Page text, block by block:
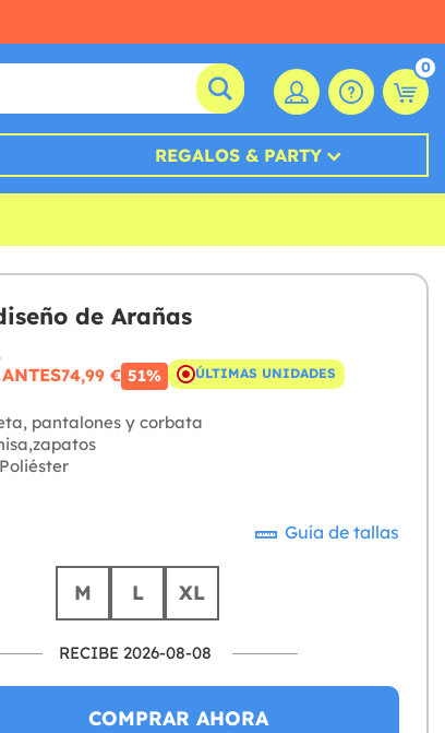
0
REGALOS & PARTY
de Arañas
ANTES74,99 € 51% ÚLTIMAS UNIDADES
pantalones y corbata
Guía de tallas
M L XL
RECIBE 2026-08-08
COMPRAR AHORA